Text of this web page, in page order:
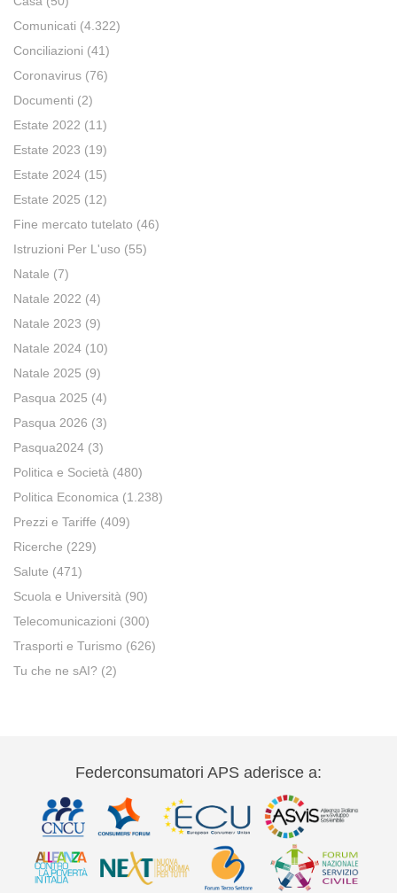
Comunicati (4.322)
Conciliazioni (41)
Coronavirus (76)
Documenti (2)
Estate 2022 (11)
Estate 2023 (19)
Estate 2024 (15)
Estate 2025 (12)
Fine mercato tutelato (46)
Istruzioni Per L'uso (55)
Natale (7)
Natale 2022 (4)
Natale 2023 (9)
Natale 2024 (10)
Natale 2025 (9)
Pasqua 2025 (4)
Pasqua 2026 (3)
Pasqua2024 (3)
Politica e Società (480)
Politica Economica (1.238)
Prezzi e Tariffe (409)
Ricerche (229)
Salute (471)
Scuola e Università (90)
Telecomunicazioni (300)
Trasporti e Turismo (626)
Tu che ne sAI? (2)
Federconsumatori APS aderisce a: